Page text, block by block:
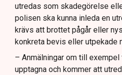
utredas som skadegörelse
polisen ska kunna inleda en
krävs att brottet pågår eller
konkreta bevis eller utpekade
– Anmälningar om till
upptagna och kommer att